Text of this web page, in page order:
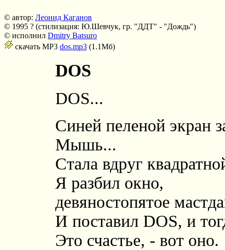
© автор: Леонид Каганов
© 1995 ? (стилизация: Ю.Шевчук, гр. "ДДТ" - "Дождь")
© исполнил Dmitry Batsuro
скачать MP3 dos.mp3 (1.1Мб)
DOS
DOS...
Синей пеленой экран
Мышь...
Стала вдруг
Я разбил окно,
девяностопятое
И поставил DOS, и
Это счастье, - вот оно.